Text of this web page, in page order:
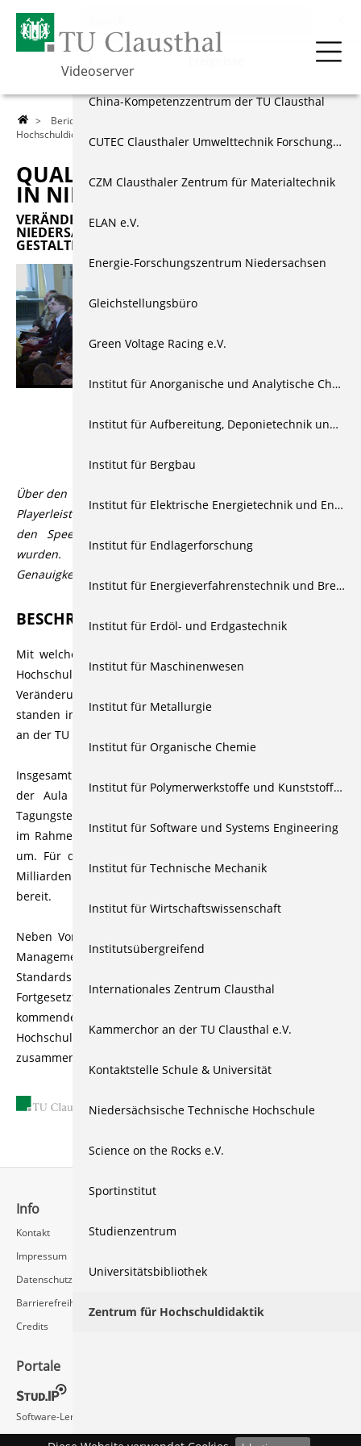
Videoserver
> Berichte & Dokus
Hochschuldidaktik
> Qualitätsoffensive Lehre in Niedersachsen
QUALITÄTSOFFENSIVE LEHRE
IN NIEDERSACHSEN
VERÄNDERUNGEN IN DER LEHRE AN
NIEDERSÄCHSISCHEN HOCHSCHULEN ERFOLGREICH
GESTALTEN
Über den Videoplayer lassen sich über den CC Button in der
Playerleiste Untertitel aktivieren, die automatisiert durch
den Speech-to-Text Dienst Open AI Whisper generiert
wurden. Der Dienst bietet üblicherweise eine hohe
Genauigkeit bzw. Korrektheit, die aber variieren kann.
BESCHREIBUNG
Mit welchen Projekten kann die Lehre an Niedersachsens
Hochschulen weiter verbessert werden? Und wie lassen sich
Veränderungsprozesse wirklich umsetzen? Diese Fragen
standen im Fokus der Tagung, die am 25. und 26. Februar
an der TU Clausthal stattfand.
Insgesamt 67 Vertreter aus 17 Hochschulen hatten sich in
der Aula der Oberharzer Universität eingefunden. Alle
Tagungsteilnehmer setzen an ihren Einrichtungen Projekte
im Rahmen des deutschlandweiten „Qualitätspaktes Lehre”
um. Für dieses Programm stellt der Bund bis 2020 zwei
Milliarden Euro zur Verbesserung der Studienbedingungen
bereit.
Neben Vorträgen und Fragen zur Umsetzung des Change-
Managements standen die Arbeit in Gruppen zu den
Standards guter Lehre für Niedersachsen im Vordergrund.
Fortgesetzt werden die Diskussionen und Inspirationen im
kommenden September in Emden, wo die
Hochschulfachleute für die Lehre zum vierten Mal
zusammenkommen wollen.
14.03.2013
Info
Kontakt
Impressum
Datenschutz
Barrierefreiheit
Credits
Portale
Software-Lernvideos
Über die TU
Lehre
Forschung
Events & Vorträge
Berichte & Dokus
Index
Ereignisse
Dokumentationen
Externe Projekte
Schülerprojekte
Jugend forscht
Weiteres Angebot
China-Kompetenzzentrum der TU Clausthal
CUTEC Clausthaler Umwelttechnik Forschungszentrum
CZM Clausthaler Zentrum für Materialtechnik
ELAN e.V.
Energie-Forschungszentrum Niedersachsen
Gleichstellungsbüro
Green Voltage Racing e.V.
Institut für Anorganische und Analytische Chemie
Institut für Aufbereitung, Deponietechnik und Geomechanik
Institut für Bergbau
Institut für Elektrische Energietechnik und Energiesysteme
Institut für Endlagerforschung
Institut für Energieverfahrenstechnik und Brennstofftechnik
Institut für Erdöl- und Erdgastechnik
Institut für Maschinenwesen
Institut für Metallurgie
Institut für Organische Chemie
Institut für Polymerwerkstoffe und Kunststofftechnik
Institut für Software und Systems Engineering
Institut für Technische Mechanik
Institut für Wirtschaftswissenschaft
Institutsübergreifend
Internationales Zentrum Clausthal
Kammerchor an der TU Clausthal e.V.
Kontaktstelle Schule & Universität
Niedersächsische Technische Hochschule
Science on the Rocks e.V.
Sportinstitut
Studienzentrum
Universitätsbibliothek
Zentrum für Hochschuldidaktik